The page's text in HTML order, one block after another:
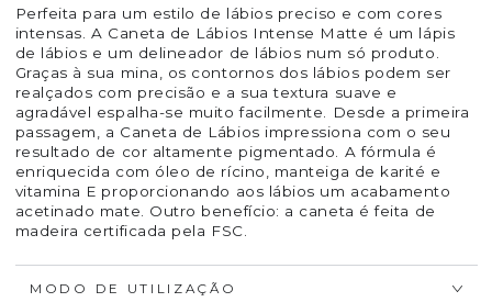
Perfeita para um estilo de lábios preciso e com cores
intensas. A Caneta de Lábios Intense Matte é um lápis
de lábios e um delineador de lábios num só produto.
Graças à sua mina, os contornos dos lábios podem ser
realçados com precisão e a sua textura suave e
agradável espalha-se muito facilmente. Desde a primeira
passagem, a Caneta de Lábios impressiona com o seu
resultado de cor altamente pigmentado. A fórmula é
enriquecida com óleo de rícino, manteiga de karité e
vitamina E proporcionando aos lábios um acabamento
acetinado mate. Outro benefício: a caneta é feita de
madeira certificada pela FSC.
MODO DE UTILIZAÇÃO